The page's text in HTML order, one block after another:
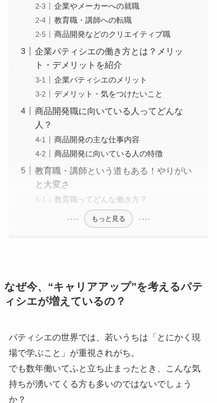
企業やメーカーへの就職
教育職・講師への転職
商品開発などのクリエイティブ職
企業パティシエの働き方とは？メリッ
ト・デメリットを紹介
企業パティシエのメリット
デメリット・気をつけたいこと
商品開発職に向いている人ってどんな
人？
商品開発の主な仕事内容
商品開発に向いている人の特徴
教育職・講師という道もある！やりがい
と大変さ
教育職ってどんな働き方？
もっと見る
なぜ今、“キャリアアップ”を考えるパテ
ィシエが増えているの？
パティシエの世界では、若いうちは「とにかく現
場で学ぶこと」が重視されがち。
でも数年働いてふと立ち止まったとき、こんな気
持ちが湧いてくる方も多いのではないでしょう
か？